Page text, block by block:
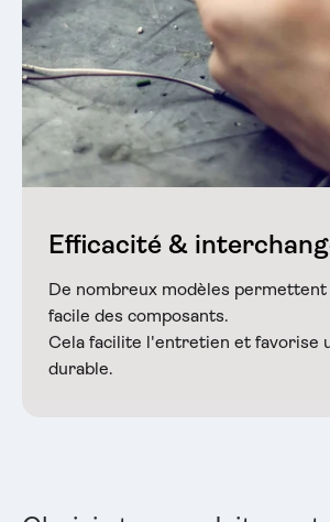
Efficacité &
De nombreux modèles permettent
facile des composants.
Cela facilite l'entretien et favorise
durable.